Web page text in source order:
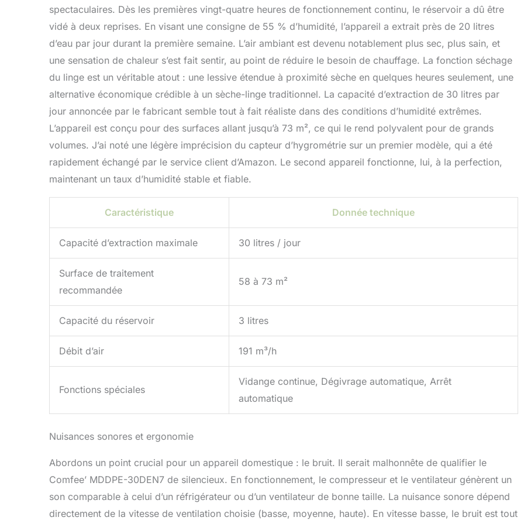
spectaculaires. Dès les premières vingt-quatre heures de fonctionnement continu, le réservoir a dû être
vidé à deux reprises. En visant une consigne de 55 % d’humidité, l’appareil a extrait près de 20 litres
d’eau par jour durant la première semaine. L’air ambiant est devenu notablement plus sec, plus sain, et
une sensation de chaleur s’est fait sentir, au point de réduire le besoin de chauffage. La fonction séchage
du linge est un véritable atout : une lessive étendue à proximité sèche en quelques heures seulement, une
alternative économique crédible à un sèche-linge traditionnel. La capacité d’extraction de 30 litres par
jour annoncée par le fabricant semble tout à fait réaliste dans des conditions d’humidité extrêmes.
L’appareil est conçu pour des surfaces allant jusqu’à 73 m², ce qui le rend polyvalent pour de grands
volumes. J’ai noté une légère imprécision du capteur d’hygrométrie sur un premier modèle, qui a été
rapidement échangé par le service client d’Amazon. Le second appareil fonctionne, lui, à la perfection,
maintenant un taux d’humidité stable et fiable.
Caractéristique Donnée technique
Capacité d’extraction maximale 30 litres / jour
Surface de traitement
recommandée
58 à 73 m²
Capacité du réservoir 3 litres
Débit d’air 191 m³/h
Fonctions spéciales
Vidange continue, Dégivrage automatique, Arrêt
automatique
Nuisances sonores et ergonomie
Abordons un point crucial pour un appareil domestique : le bruit. Il serait malhonnête de qualifier le
Comfee’ MDDPE-30DEN7 de silencieux. En fonctionnement, le compresseur et le ventilateur génèrent un
son comparable à celui d’un réfrigérateur ou d’un ventilateur de bonne taille. La nuisance sonore dépend
directement de la vitesse de ventilation choisie (basse, moyenne, haute). En vitesse basse, le bruit est tout